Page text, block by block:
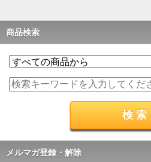
商品検索
メルマガ登録・解除